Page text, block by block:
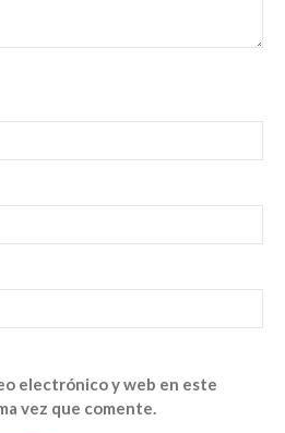
electrónico y web en este
vez que comente.